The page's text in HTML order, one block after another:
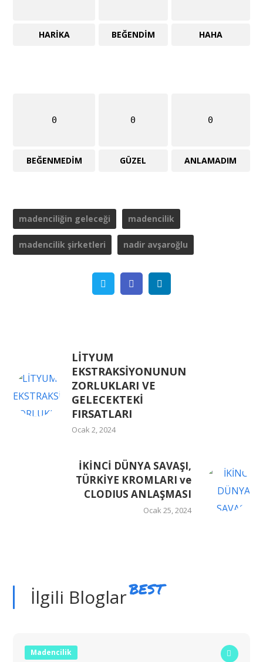
HARIKA BEĞENDIM HAHA
0
BEĞENMEDIM
0
GÜZEL
0
ANLAMADIM
madenciliğin geleceği madencilik
madencilik şirketleri nadir avşaroğlu
Twitter Facebook
LİTYUM
EKSTRAKSİYONUNUN
ZORLUKLARI VE
GELECEKTEKİ
FIRSATLARI
Ocak 2, 2024
İKİNCİ DÜNYA SAVAŞI,
TÜRKİYE KROMLARI ve
CLODIUS ANLAŞMASI
Ocak 25, 2024
İlgili BloglarBEST
Madencilik